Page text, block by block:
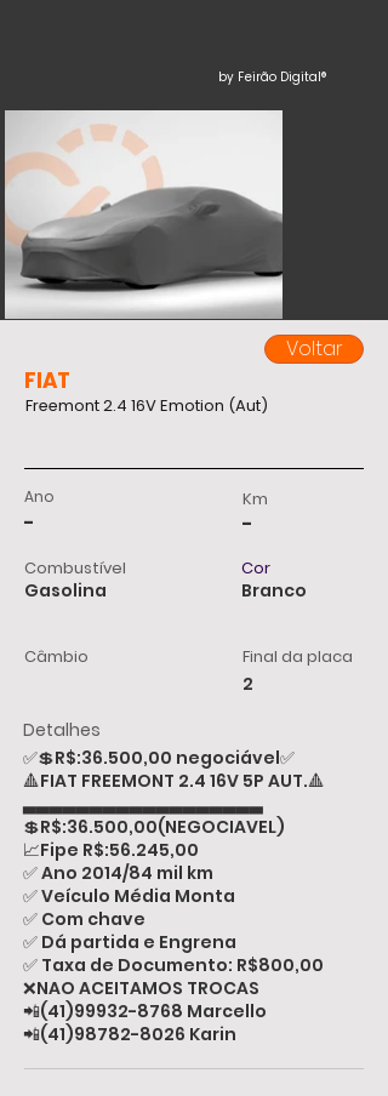
by Feirão Digital®
Voltar
FIAT
Freemont 2.4 16V Emotion (Aut)
Ano
-
Combustível
Gasolina
Câmbio
Km
-
Cor
Branco
Final da placa
2
Detalhes
✅💲R$:36.500,00 negociável✅
🔺FIAT FREEMONT 2.4 16V 5P AUT.🔺
▃▃▃▃▃▃▃▃▃▃▃▃▃▃▃▃▃▃
💲R$:36.500,00(NEGOCIAVEL)
📈Fipe R$:56.245,00
✅ Ano 2014/84 mil km
✅ Veículo Média Monta
✅ Com chave
✅ Dá partida e Engrena
✅ Taxa de Documento: R$800,00
❌NAO ACEITAMOS TROCAS
📲(41)99932-8768 Marcello
📲(41)98782-8026 Karin